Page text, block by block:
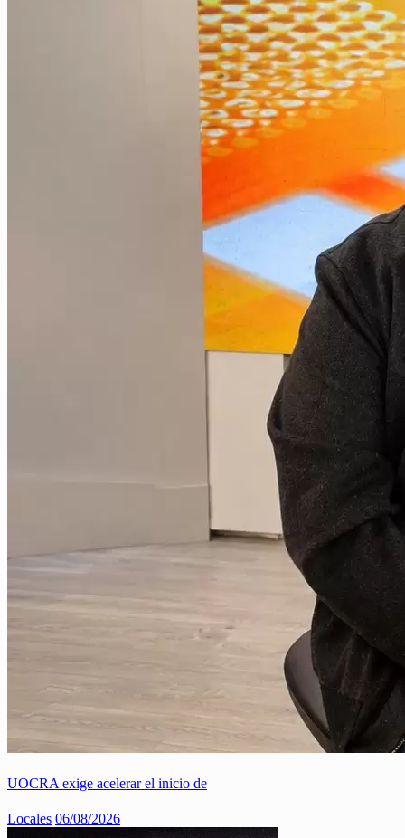
UOCRA exige acelerar el inicio de
Locales 06/08/2026